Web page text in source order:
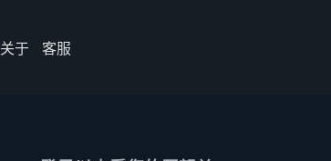
关于 客服